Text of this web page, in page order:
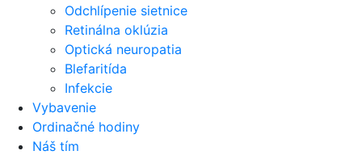
Odchlípenie sietnice
Retinálna oklúzia
Optická neuropatia
Blefaritída
Infekcie
Vybavenie
Ordinačné hodiny
Náš tím